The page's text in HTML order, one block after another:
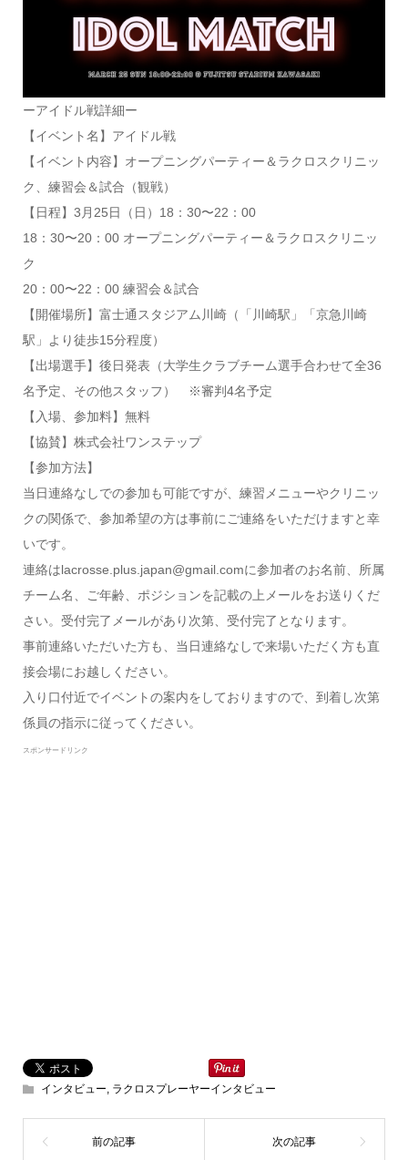
ーアイドル戦詳細ー
【イベント名】アイドル戦
【イベント内容】オープニングパーティー＆ラクロスクリニッ
ク、練習会＆試合（観戦）
【日程】3月25日（日）18：30〜22：00
18：30〜20：00 オープニングパーティー＆ラクロスクリニッ
ク
20：00〜22：00 練習会＆試合
【開催場所】富士通スタジアム川崎（「川崎駅」「京急川崎
駅」より徒歩15分程度）
【出場選手】後日発表（大学生クラブチーム選手合わせて全36
名予定、その他スタッフ） ※審判4名予定
【入場、参加料】無料
【協賛】株式会社ワンステップ
【参加方法】
当日連絡なしでの参加も可能ですが、練習メニューやクリニッ
クの関係で、参加希望の方は事前にご連絡をいただけますと幸
いです。
連絡はlacrosse.plus.japan@gmail.comに参加者のお名前、所属
チーム名、ご年齢、ポジションを記載の上メールをお送りくだ
さい。受付完了メールがあり次第、受付完了となります。
事前連絡いただいた方も、当日連絡なしで来場いただく方も直
接会場にお越しください。
入り口付近でイベントの案内をしておりますので、到着し次第
係員の指示に従ってください。
スポンサードリンク
インタビュー ラクロスプレーヤーインタビュー